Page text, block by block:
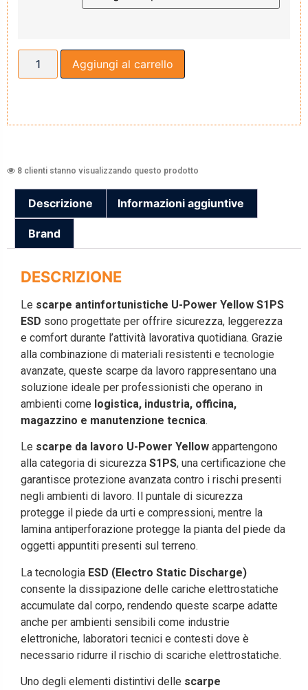
Aggiungi al carrello
8 clienti stanno visualizzando questo prodotto
Descrizione Informazioni aggiuntive
Brand
DESCRIZIONE
Le scarpe antinfortunistiche U-Power Yellow S1PS
ESD sono progettate per offrire sicurezza, leggerezza
e comfort durante l’attività lavorativa quotidiana. Grazie
alla combinazione di materiali resistenti e tecnologie
avanzate, queste scarpe da lavoro rappresentano una
soluzione ideale per professionisti che operano in
ambienti come logistica, industria, officina,
magazzino e manutenzione tecnica.
Le scarpe da lavoro U-Power Yellow appartengono
alla categoria di sicurezza S1PS, una certificazione che
garantisce protezione avanzata contro i rischi presenti
negli ambienti di lavoro. Il puntale di sicurezza
protegge il piede da urti e compressioni, mentre la
lamina antiperforazione protegge la pianta del piede da
oggetti appuntiti presenti sul terreno.
La tecnologia ESD (Electro Static Discharge)
consente la dissipazione delle cariche elettrostatiche
accumulate dal corpo, rendendo queste scarpe adatte
anche per ambienti sensibili come industrie
elettroniche, laboratori tecnici e contesti dove è
necessario ridurre il rischio di scariche elettrostatiche.
Uno degli elementi distintivi delle scarpe